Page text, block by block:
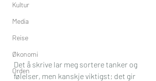
Kultur
Media
Reise
Økonomi
Orden
Det å skrive lar meg sortere tanker og
følelser, men kanskje viktigst; det gir